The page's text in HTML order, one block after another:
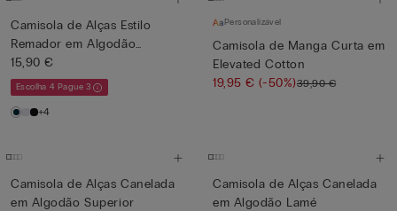
Camisola de Alças Estilo
Remador em Algodão
Superi...
15,90 €
Escolha 4 Pague 3
+4
Personalizável
Camisola de Manga Curta em
Elevated Cotton
19,95 €(-50%)39,90 €
Camisola de Alças Canelada
em Algodão Superior
Camisola de Alças Canelada
em Algodão Lamé